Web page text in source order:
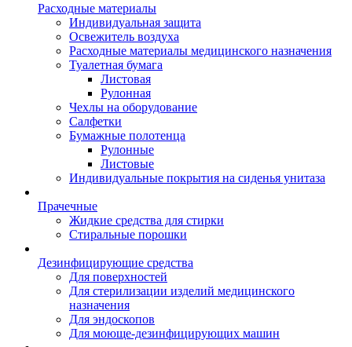
Расходные материалы
Индивидуальная защита
Освежитель воздуха
Расходные материалы медицинского назначения
Туалетная бумага
Листовая
Рулонная
Чехлы на оборудование
Салфетки
Бумажные полотенца
Рулонные
Листовые
Индивидуальные покрытия на сиденья унитаза
Прачечные
Жидкие средства для стирки
Стиральные порошки
Дезинфицирующие средства
Для поверхностей
Для стерилизации изделий медицинского
назначения
Для эндоскопов
Для моюще-дезинфицирующих машин